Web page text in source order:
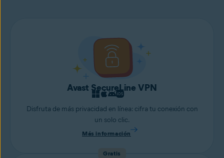
Avast SecureLine VPN
Disfruta de más privacidad en línea: cifra tu conexión con
un solo clic.
Más información
Gratis